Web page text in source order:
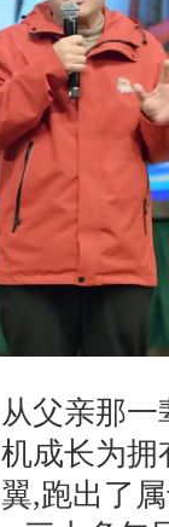
父亲那
成长为
,跑出了